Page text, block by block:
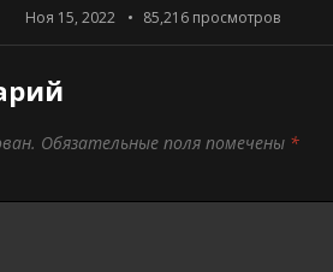
Ноя 15, 2022 85,216 просмотров
Обязательные поля помечены *